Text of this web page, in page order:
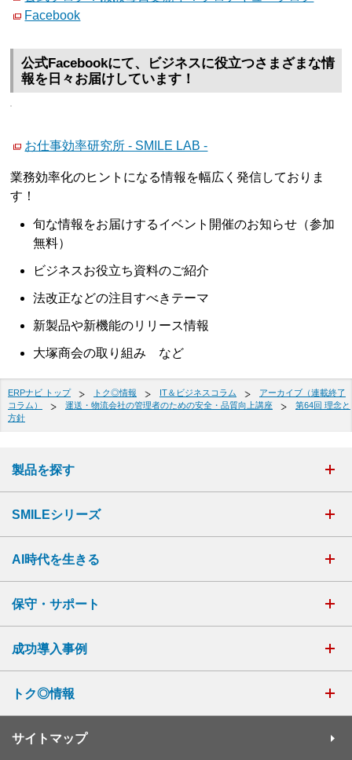
Facebook
公式Facebookにて、ビジネスに役立つさまざまな情
報を日々お届けしています！
お仕事効率研究所 - SMILE LAB -
業務効率化のヒントになる情報を幅広く発信しておりま
す！
旬な情報をお届けするイベント開催のお知らせ（参加
無料）
ビジネスお役立ち資料のご紹介
法改正などの注目すべきテーマ
新製品や新機能のリリース情報
大塚商会の取り組み など
ERPナビ トップ トク◎情報 IT＆ビジネスコラム
アーカイブ（連載終了
コラム）
運送・物流会社の管理者のための安全・品質向上講座
第64回 理念と
方針
製品を探す
SMILEシリーズ
AI時代を生きる
保守・サポート
成功導入事例
トク◎情報
サイトマップ